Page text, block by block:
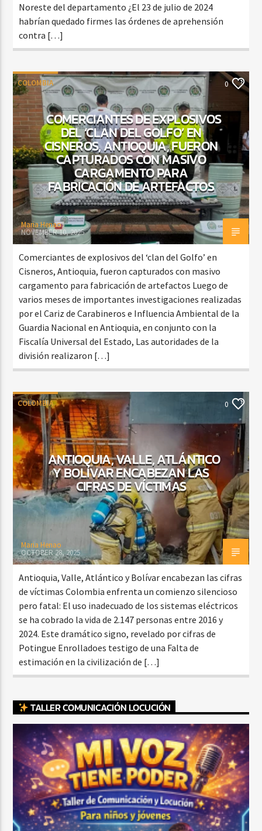
Noreste del departamento ¿El 23 de julio de 2024
habrían quedado firmes las órdenes de aprehensión
contra […]
COLOMBIA 0
COMERCIANTES DE EXPLOSIVOS
DEL ‘CLAN DEL GOLFO’ EN
CISNEROS, ANTIOQUIA, FUERON
CAPTURADOS CON MASIVO
CARGAMENTO PARA
FABRICACIÓN DE ARTEFACTOS
Maria Henao
NOVEMBER 10, 2025
Comerciantes de explosivos del ‘clan del Golfo’ en
Cisneros, Antioquia, fueron capturados con masivo
cargamento para fabricación de artefactos Luego de
varios meses de importantes investigaciones realizadas
por el Cariz de Carabineros e Influencia Ambiental de la
Guardia Nacional en Antioquia, en conjunto con la
Fiscalía Universal del Estado, Las autoridades de la
división realizaron […]
COLOMBIA 0
ANTIOQUIA, VALLE, ATLÁNTICO
Y BOLÍVAR ENCABEZAN LAS
CIFRAS DE VÍCTIMAS
Maria Henao
OCTOBER 28, 2025
Antioquia, Valle, Atlántico y Bolívar encabezan las cifras
de víctimas Colombia enfrenta un comienzo silencioso
pero fatal: El uso inadecuado de los sistemas eléctricos
se ha cobrado la vida de 2.147 personas entre 2016 y
2024. Este dramático signo, revelado por cifras de
Potingue Enrolladoes testigo de una Falta de
estimación en la civilización de […]
TALLER COMUNICACIÓN LOCUCIÓN